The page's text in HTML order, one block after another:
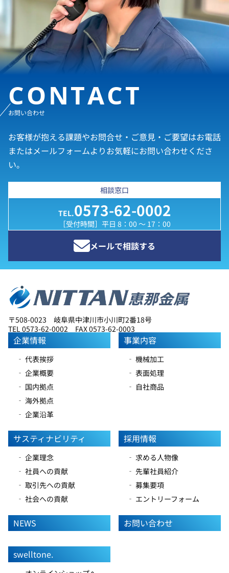
CONTACT
お問い合わせ
お客様が抱える課題やお問合せ・ご意見・ご要望はお電話
またはメールフォームよりお気軽にお問い合わせくださ
い。
相談窓口
TEL.0573-62-0002
［受付時間］平日 8：00 ～ 17：00
メールで相談する
〒508-0023 岐阜県中津川市小川町2番18号
TEL 0573-62-0002 FAX 0573-62-0003
企業情報
‐ 代表挨拶
‐ 企業概要
‐ 国内拠点
‐ 海外拠点
‐ 企業沿革
事業内容
‐ 機械加工
‐ 表面処理
‐ 自社商品
サスティナビリティ
‐ 企業理念
‐ 社員への貢献
‐ 取引先への貢献
‐ 社会への貢献
採用情報
‐ 求める人物像
‐ 先輩社員紹介
‐ 募集要項
‐ エントリーフォーム
NEWS お問い合わせ
swelltone.